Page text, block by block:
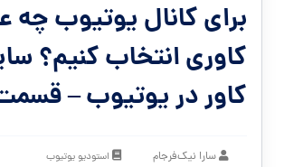
برای کانال یوتیوب
کاوری انتخاب کنیم؟
کاور در یوتیوب – قسمت
سارا نیک‌فرجام استودیو یوتیوب